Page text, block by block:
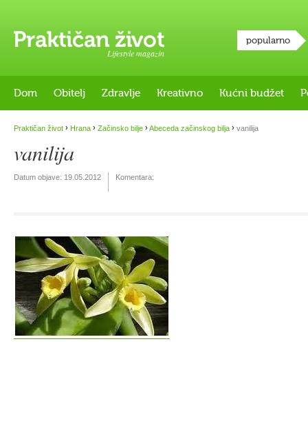
Lifestyle magazin
popularno
Dom Obitelj Zdravlje Kreativno Kućni budžet
Praktičan život › Hrana › Začinsko bilje ›Abeceda začinskog bilja › vanilija
vanilija
Datum objave: 19.05.2012 Komentara: